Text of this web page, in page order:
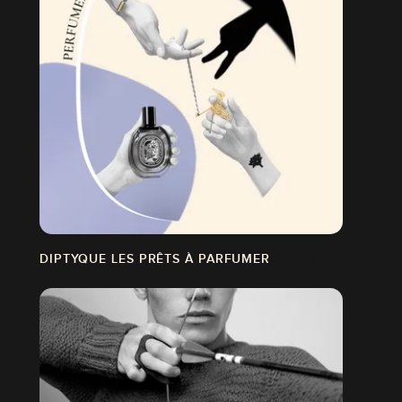
DIPTYQUE LES PRÊTS À PARFUMER